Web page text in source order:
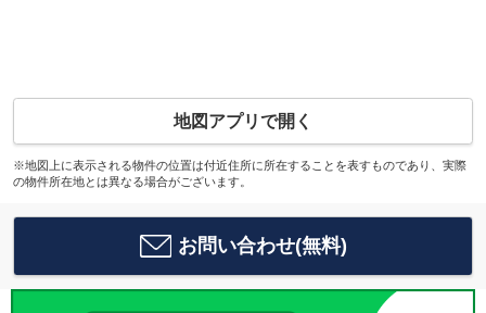
地図アプリで開く
※地図上に表示される物件の位置は付近住所に所在することを表すものであり、実際
の物件所在地とは異なる場合がございます。
お問い合わせ(無料)